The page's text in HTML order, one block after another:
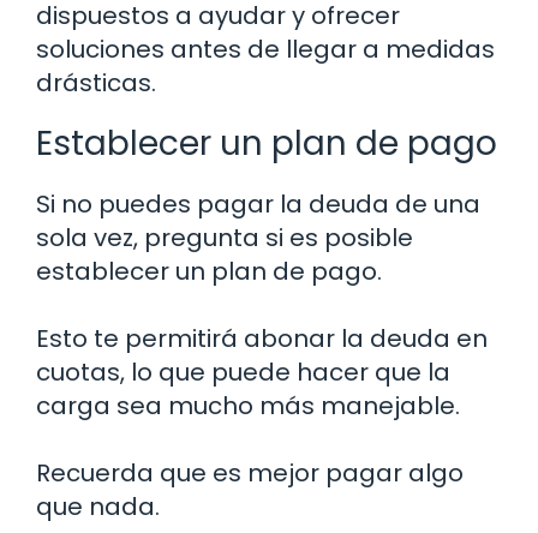
dispuestos a ayudar y ofrecer
soluciones antes de llegar a medidas
drásticas.
Establecer un plan de pago
Si no puedes pagar la deuda de una
sola vez, pregunta si es posible
establecer un plan de pago.
Esto te permitirá abonar la deuda en
cuotas, lo que puede hacer que la
carga sea mucho más manejable.
Recuerda que es mejor pagar algo
que nada.